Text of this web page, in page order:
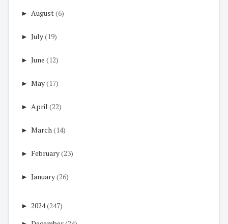
► August(6)
► July(19)
► June (12)
► May(17)
► April (22)
► March(14)
► February(23)
► January(26)
► 2024(247)